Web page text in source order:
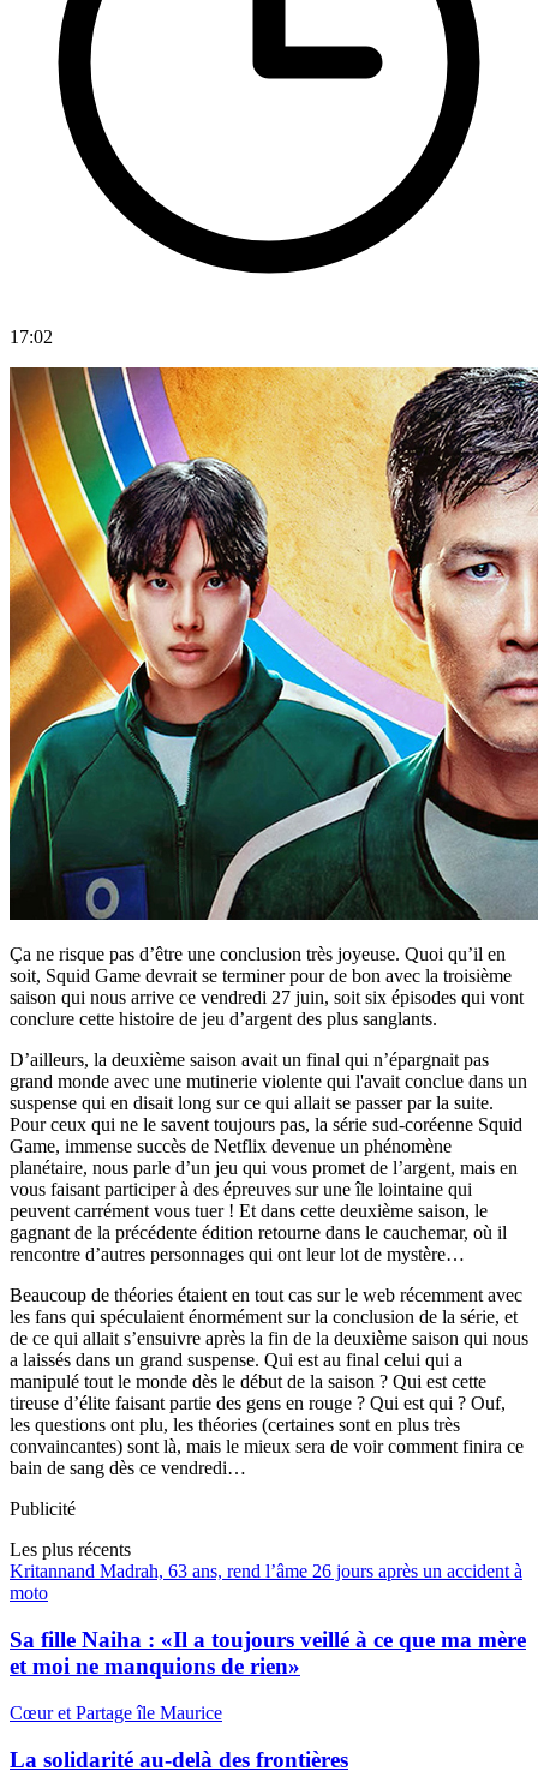
17:02
Ça ne risque pas d’être une conclusion très joyeuse. Quoi qu’il en
soit, Squid Game devrait se terminer pour de bon avec la troisième
saison qui nous arrive ce vendredi 27 juin, soit six épisodes qui vont
conclure cette histoire de jeu d’argent des plus sanglants.
D’ailleurs, la deuxième saison avait un final qui n’épargnait pas
grand monde avec une mutinerie violente qui l'avait conclue dans un
suspense qui en disait long sur ce qui allait se passer par la suite.
Pour ceux qui ne le savent toujours pas, la série sud-coréenne Squid
Game, immense succès de Netflix devenue un phénomène
planétaire, nous parle d’un jeu qui vous promet de l’argent, mais en
vous faisant participer à des épreuves sur une île lointaine qui
peuvent carrément vous tuer ! Et dans cette deuxième saison, le
gagnant de la précédente édition retourne dans le cauchemar, où il
rencontre d’autres personnages qui ont leur lot de mystère…
Beaucoup de théories étaient en tout cas sur le web récemment avec
les fans qui spéculaient énormément sur la conclusion de la série, et
de ce qui allait s’ensuivre après la fin de la deuxième saison qui nous
a laissés dans un grand suspense. Qui est au final celui qui a
manipulé tout le monde dès le début de la saison ? Qui est cette
tireuse d’élite faisant partie des gens en rouge ? Qui est qui ? Ouf,
les questions ont plu, les théories (certaines sont en plus très
convaincantes) sont là, mais le mieux sera de voir comment finira ce
bain de sang dès ce vendredi…
Publicité
Les plus récents
Kritannand Madrah, 63 ans, rend l’âme 26 jours après un accident à
moto
Sa fille Naiha : «Il a toujours veillé à ce que ma mère
et moi ne manquions de rien»
Cœur et Partage île Maurice
La solidarité au-delà des frontières